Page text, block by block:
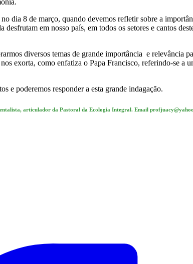
8 de março, quando devemos refletir sobre a
em nosso país, em todos os setores e cantos
diversos temas de grande importância e relevância
exorta, como enfatiza o Papa Francisco, referindo-se a
e poderemos responder a esta grande indagação.
articulador da Pastoral da Ecologia Integral. Email